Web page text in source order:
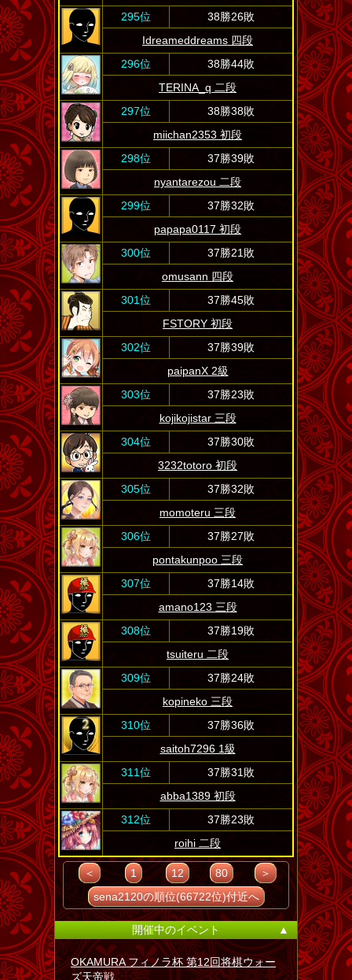
295位
38勝26敗
Idreameddreams 四段
296位
38勝44敗
TERINA_q 二段
297位
38勝38敗
miichan2353 初段
298位
37勝39敗
nyantarezou 二段
299位
37勝32敗
papapa0117 初段
300位
37勝21敗
omusann 四段
301位
37勝45敗
FSTORY 初段
302位
37勝39敗
paipanX 2級
303位
37勝23敗
kojikojistar 三段
304位
37勝30敗
3232totoro 初段
305位
37勝32敗
momoteru 三段
306位
37勝27敗
pontakunpoo 三段
307位
37勝14敗
amano123 三段
308位
37勝19敗
tsuiteru 二段
309位
37勝24敗
kopineko 三段
310位
37勝36敗
saitoh7296 1級
311位
37勝31敗
abba1389 初段
312位
37勝23敗
roihi 二段
＜ 1 12 80
＞
sena2120の順位(66722位)付近へ
開催中のイベント ▲
OKAMURA フィノラ杯 第12回将棋ウォー
ズ天帝戦